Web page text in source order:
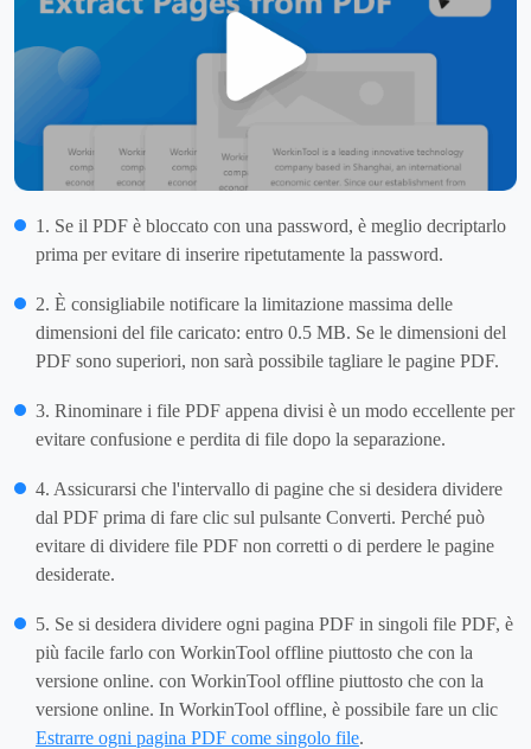
1. Se il PDF è bloccato con una password, è meglio decriptarlo
prima per evitare di inserire ripetutamente la password.
2. È consigliabile notificare la limitazione massima delle
dimensioni del file caricato: entro 0.5 MB. Se le dimensioni del
PDF sono superiori, non sarà possibile tagliare le pagine PDF.
3. Rinominare i file PDF appena divisi è un modo eccellente per
evitare confusione e perdita di file dopo la separazione.
4. Assicurarsi che l'intervallo di pagine che si desidera dividere
dal PDF prima di fare clic sul pulsante Converti. Perché può
evitare di dividere file PDF non corretti o di perdere le pagine
desiderate.
5. Se si desidera dividere ogni pagina PDF in singoli file PDF, è
più facile farlo con WorkinTool offline piuttosto che con la
versione online. con WorkinTool offline piuttosto che con la
versione online. In WorkinTool offline, è possibile fare un clic
Estrarre ogni pagina PDF come singolo file.